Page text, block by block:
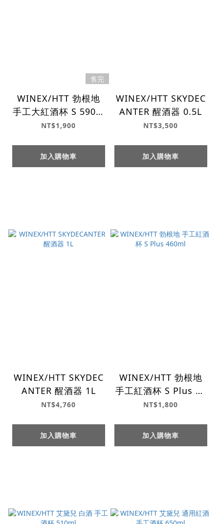
售完
WINEX/HTT 勃根地
手工大紅酒杯 S 590m
l
NT$1,900
加入購物車
WINEX/HTT SKYDEC
ANTER 醒酒器 0.5L
NT$3,500
加入購物車
WINEX/HTT SKYDEC
ANTER 醒酒器 1L
NT$4,760
加入購物車
WINEX/HTT 勃根地
手工紅酒杯 S Plus 46
0ml
NT$1,800
加入購物車